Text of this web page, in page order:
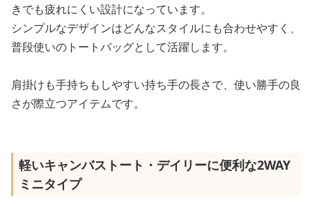
きでも疲れにくい設計になっています。
シンプルなデザインはどんなスタイルにも合わせやすく、
普段使いのトートバッグとして活躍します。
肩掛けも手持ちもしやすい持ち手の長さで、使い勝手の良
さが際立つアイテムです。
軽いキャンバストート・デイリーに便利な2WAY
ミニタイプ